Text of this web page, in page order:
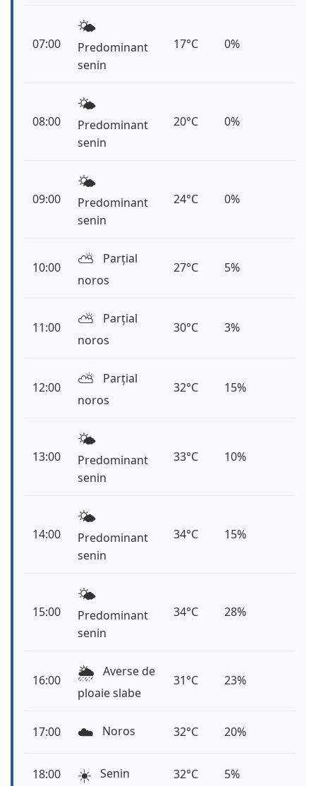
07:00
🌤️
Predominant
senin
17°C 0%
08:00
🌤️
Predominant
senin
20°C 0%
09:00
🌤️
Predominant
senin
24°C 0%
10:00 ⛅️
Parțial
noros
27°C 5%
11:00 ⛅️
Parțial
noros
30°C 3%
12:00 ⛅️
Parțial
noros
32°C 15%
13:00
🌤️
Predominant
senin
33°C 10%
14:00
🌤️
Predominant
senin
34°C 15%
15:00
🌤️
Predominant
senin
34°C 28%
16:00 🌦️ Averse de
ploaie slabe
31°C 23%
17:00 ☁️ Noros 32°C 20%
18:00 ☀️ Senin 32°C 5%